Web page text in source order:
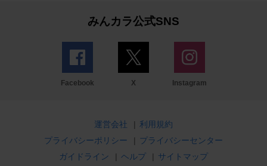
みんカラ公式SNS
Facebook X Instagram
運営会社 | 利用規約
プライバシーポリシー
| プライバシーセンター
ガイドライン
| ヘルプ | サイトマップ